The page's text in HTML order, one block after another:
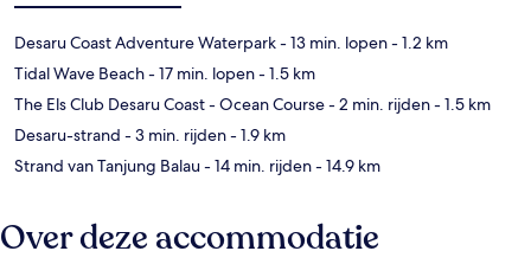
Desaru Coast Adventure Waterpark- 13 min. lopen- 1.2 km
Tidal Wave Beach- 17 min. lopen- 1.5 km
The Els Club Desaru Coast - Ocean Course- 2 min. rijden- 1.5 km
Desaru-strand - 3 min. rijden- 1.9 km
Strand van Tanjung Balau- 14 min. rijden- 14.9 km
Over deze accommodatie